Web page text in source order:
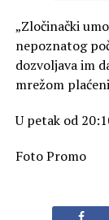
„Zločinački
nepoznatog
dozvoljava im
mrežom
U petak od
Foto Promo